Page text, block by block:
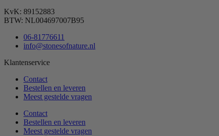
KvK: 89152883
BTW: NL004697007B95
06-81776611
info@stonesofnature.nl
Klantenservice
Contact
Bestellen en leveren
Meest gestelde vragen
Contact
Bestellen en leveren
Meest gestelde vragen